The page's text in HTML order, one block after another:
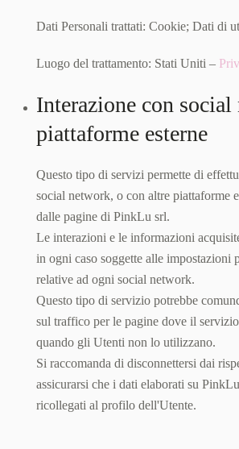
Dati Personali trattati: Cookie; Dati di
Luogo del trattamento: Stati Uniti –
Interazione con
piattaforme esterne
Questo tipo di servizi permette di
social network, o con altre piattaforme
dalle pagine di PinkLu srl.
Le interazioni e le informazioni
in ogni caso soggette alle impostazioni
relative ad ogni social network.
Questo tipo di servizio potrebbe
sul traffico per le pagine dove il
quando gli Utenti non lo utilizzano.
Si raccomanda di disconnettersi dai
assicurarsi che i dati elaborati su
ricollegati al profilo dell'Utente.